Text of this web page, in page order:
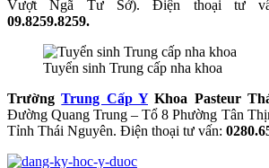
Vượt Ngã Tư Sở). Điện thoại tư
09.8259.8259.
Tuyển sinh Trung cấp nha khoa
TrườngTrung Cấp YKhoa Pasteur
Đường Quang Trung – Tổ 8 Phường Tân
Tỉnh Thái Nguyên. Điện thoại tư vấn: